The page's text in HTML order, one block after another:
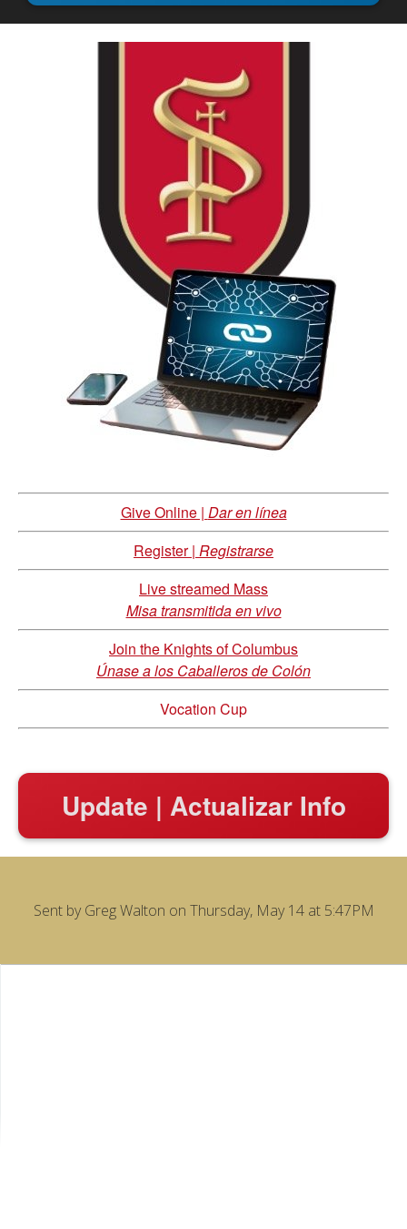
Give Online | Dar en línea
Register | Registrarse
Live streamed Mass
Misa transmitida en vivo
Join the Knights of Columbus
Únase a los Caballeros de Colón
Vocation Cup
Update | Actualizar Info
Sent byGreg Walton on Thursday, May 14 at 5:47PM